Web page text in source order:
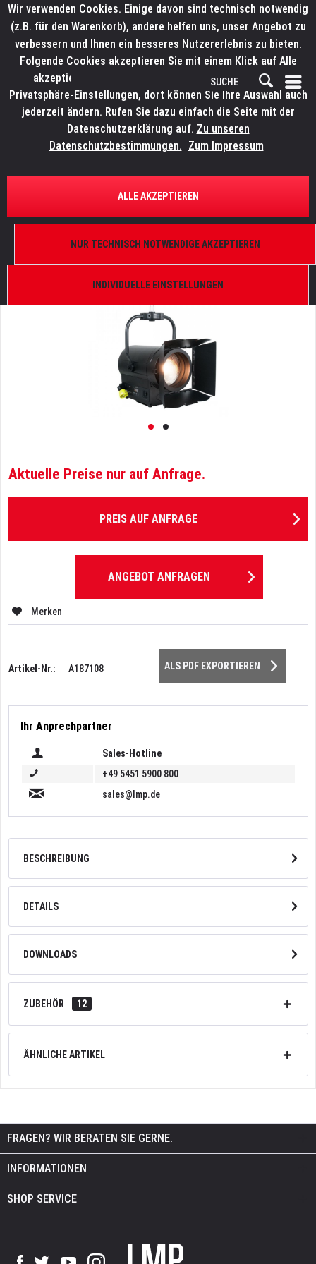
ÜBERSICHT SCHEINWERFER UND KOMPONENTEN
ELATION KL Fresnel 8 FC P.O.
Torblende, FFR, TV-Zapfen 28 mm
Aktuelle Preise nur auf Anfrage.
PREIS AUF ANFRAGE
ANGEBOT ANFRAGEN
Merken
Artikel-Nr.: A187108 ALS PDF EXPORTIEREN
Ihr Anprechpartner
Sales-Hotline
+49 5451 5900 800
sales@lmp.de
BESCHREIBUNG
DETAILS
DOWNLOADS
ZUBEHÖR 12
ÄHNLICHE ARTIKEL
FRAGEN? WIR BERATEN SIE GERNE.
INFORMATIONEN
SHOP SERVICE
Wir verwenden Cookies. Einige davon sind technisch notwendig
(z.B. für den Warenkorb), andere helfen uns, unser Angebot zu
verbessern und Ihnen ein besseres Nutzererlebnis zu bieten.
Folgende Cookies akzeptieren Sie mit einem Klick auf Alle
akzeptieren. Weitere Informationen finden Sie in den
Privatsphäre-Einstellungen, dort können Sie Ihre Auswahl auch
jederzeit ändern. Rufen Sie dazu einfach die Seite mit der
Datenschutzerklärung auf. Zu unseren
Datenschutzbestimmungen. Zum Impressum
INDIVIDUELLE EINSTELLUNGEN
NUR TECHNISCH NOTWENDIGE AKZEPTIEREN
ALLE AKZEPTIEREN